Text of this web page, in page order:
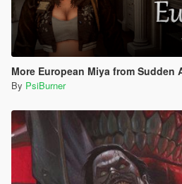
More European Miya from Sudden
By PsiBurner